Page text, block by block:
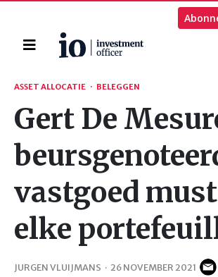
Home
Zoeken
ASSET ALLOCATIE · BELEGGEN
Gert De
vastgoed
elke
JURGEN VLUIJMANS · 26 NOVEMBER 2021